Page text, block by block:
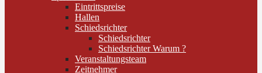
Eintrittspreise
Hallen
Schiedsrichter
Schiedsrichter
Schiedsrichter Warum ?
Veranstaltungsteam
Zeitnehmer